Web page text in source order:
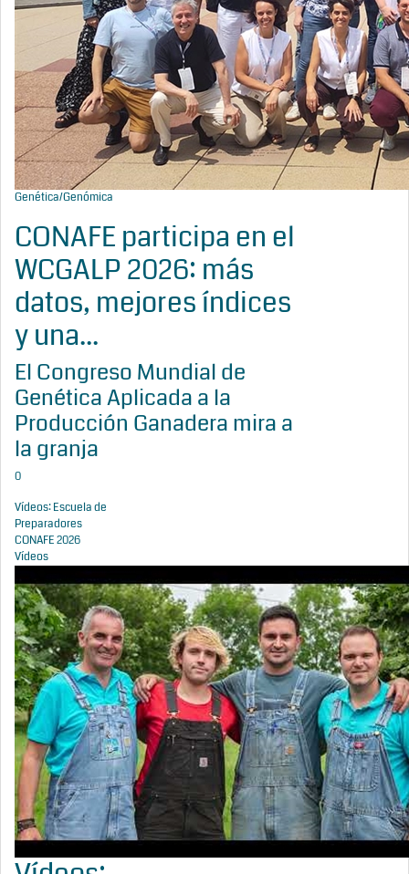
Genética/Genómica
CONAFE participa en el
WCGALP 2026: más
datos, mejores índices
y una...
El Congreso Mundial de
Genética Aplicada a la
Producción Ganadera mira a
la granja
0
Vídeos: Escuela de
Preparadores
CONAFE 2026
Vídeos